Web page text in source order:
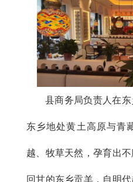
县商务局负责人在东
东乡地处黄土高原与青
越、牧草天然，孕育出
回甘的东乡贡羊，自明